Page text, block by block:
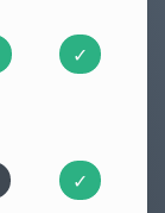
✓
✓